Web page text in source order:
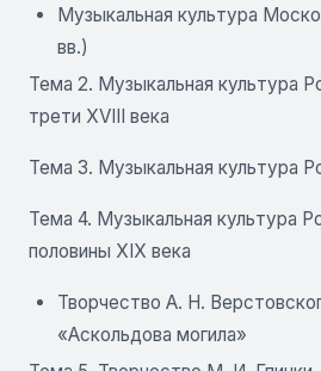
Музыкальная культура
вв.)
Тема 2. Музыкальная культура
трети XVIII века
Тема 3. Музыкальная культура
Тема 4. Музыкальная культура
половины XIX века
Творчество А. Н.
«Аскольдова могила»